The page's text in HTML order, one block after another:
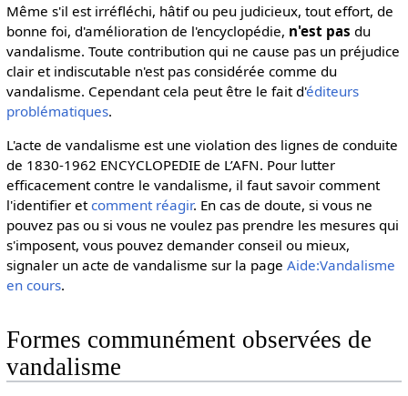
Même s'il est irréfléchi, hâtif ou peu judicieux, tout effort, de
bonne foi, d'amélioration de l'encyclopédie, n'est pas du
vandalisme. Toute contribution qui ne cause pas un préjudice
clair et indiscutable n'est pas considérée comme du
vandalisme. Cependant cela peut être le fait d'éditeurs
problématiques.
L'acte de vandalisme est une violation des lignes de conduite
de 1830-1962 ENCYCLOPEDIE de L’AFN. Pour lutter
efficacement contre le vandalisme, il faut savoir comment
l'identifier etcomment réagir. En cas de doute, si vous ne
pouvez pas ou si vous ne voulez pas prendre les mesures qui
s'imposent, vous pouvez demander conseil ou mieux,
signaler un acte de vandalisme sur la page Aide:Vandalisme
en cours.
Formes communément observées de
vandalisme